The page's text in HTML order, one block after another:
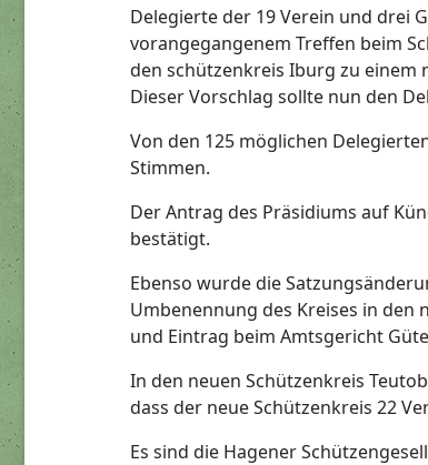
Delegierte der 19 Verein und drei
vorangegangenem Treffen beim
den schützenkreis Iburg zu einem
Dieser Vorschlag sollte nun den
Von den 125 möglichen
Stimmen.
Der Antrag des Präsidiums auf
bestätigt.
Ebenso wurde die
Umbenennung des Kreises in den
und Eintrag beim Amtsgericht
In den neuen Schützenkreis
dass der neue Schützenkreis 22
Es sind die Hagener